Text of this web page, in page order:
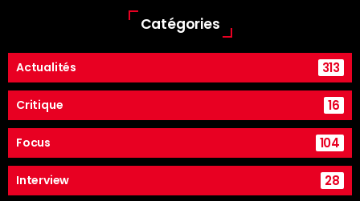
Catégories
Actualités 313
Critique 16
Focus 104
Interview 28